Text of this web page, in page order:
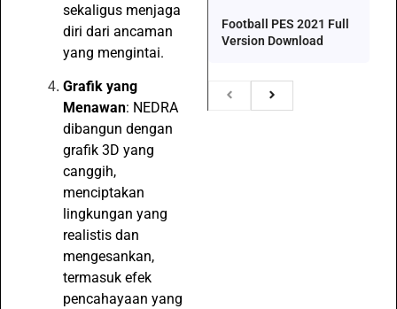
sekaligus menjaga
diri dari ancaman
yang mengintai.
Grafik yang
Menawan: NEDRA
dibangun dengan
grafik 3D yang
canggih,
menciptakan
lingkungan yang
realistis dan
mengesankan,
termasuk efek
pencahayaan yang
Football PES 2021 Full
Version Download